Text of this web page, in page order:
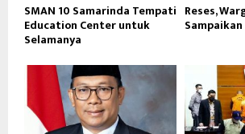
SMAN 10 Samarinda Tempati
Education Center untuk
Selamanya
Reses,